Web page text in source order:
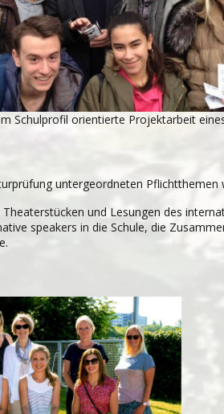
Schulprofil orientierte Projektarbeit
unter­ge­ord­ne­ten
und Lesungen des
speakers in die Schule, die